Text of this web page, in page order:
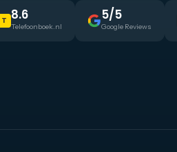
T 8.6
Telefoonboek.nl
5/5
Google Reviews